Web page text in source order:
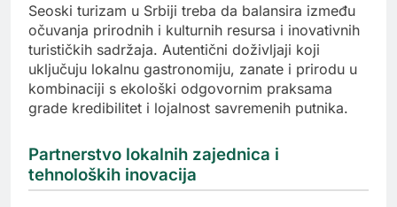
Seoski turizam u Srbiji treba da balansira između
očuvanja prirodnih i kulturnih resursa i inovativnih
turističkih sadržaja. Autentični doživljaji koji
uključuju lokalnu gastronomiju, zanate i prirodu u
kombinaciji s ekološki odgovornim praksama
grade kredibilitet i lojalnost savremenih putnika.
Partnerstvo lokalnih zajednica i
tehnoloških inovacija